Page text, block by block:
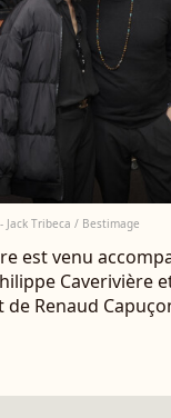
Tribeca / Bestimage
est venu
Caverivière
de Renaud